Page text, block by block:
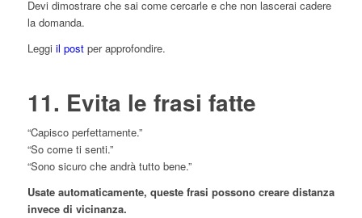
Devi dimostrare che sai come cercarle e che non lascerai cadere
la domanda.
Leggi il postper approfondire.
11. Evita le frasi fatte
“Capisco perfettamente.”
“So come ti senti.”
“Sono sicuro che andrà tutto bene.”
Usate automaticamente, queste frasi possono creare distanza
invece di vicinanza.